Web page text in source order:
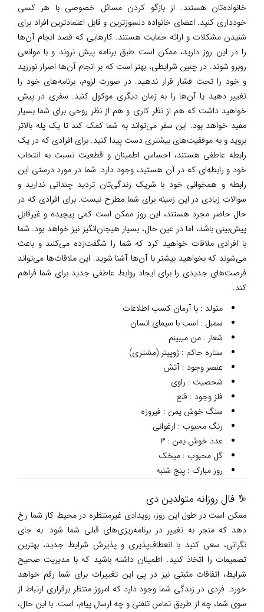
خانواده‌تان هستند. از بازگو کردن مسائل خصوصی با هر کسی
خودداری کنید. اعضای خانواده دلسوزترین و قابل اعتمادترین افراد برای
شنیدن مشکلات و ارائه حمایت هستند. کارهایی که قصد انجام آن‌ها
را در این روز دارید، ممکن است طبق برنامه پیش نروند و با موانعی
روبرو شوند. در چنین شرایطی، بهتر است که بر انجام آن‌ها اصرار نورزید
و خود را تحت فشار قرار ندهید. در صورت لزوم، برنامه‌های خود را
تغییر دهید یا آن‌ها را به زمان دیگری موکول کنید. سفری در پیش
خواهید داشت که هم از نظر کاری و هم از نظر روحی برای شما بسیار
مفید خواهد بود. این سفر می‌تواند به شما کمک کند تا یک پله بالاتر
بروید و به موفقیت‌های بیشتری دست پیدا کنید. برای افرادی که در یک
رابطه عاطفی هستند، احساس اطمینان و قطعیت نسبت به انتخاب
خود و رابطه‌ای که در آن هستید، وجود دارد. شما در مورد درستی این
رابطه و همخوانی خود با شریک زندگی‌تان تردید چندانی ندارید و
سوالات زیادی در این زمینه برای شما مطرح نیست. برای افرادی که در
حال حاضر مجرد هستند، این روز ممکن است کمی پیچیده و غیرقابل
پیش‌بینی باشد، اما در عین حال، بسیار هیجان‌انگیز نیز خواهد بود. شما
با افرادی ملاقات خواهید کرد که شما را شگفت‌زده می‌کنند و باعث
می‌شوند که بخواهید بیشتر با آن‌ها آشنا شوید. این ملاقات‌ها می‌تواند
فرصت‌های جدیدی را برای ایجاد روابط عاطفی جدید برای شما فراهم
کند.
متولد : با آرمان کسب اطلاعات
سمبل : اسب با سیمای انسان
شعار : من میبینم
ستاره حاکم : ژوپیتر (مشتری)
عنصر وجود : آتش
شخصیت : راوی
فلز وجود : قلع
سنگ خوش یمن : فیروزه
رنگ محبوب : ارغوانی
عدد خوش یمن : ۳
گل محبوب : میخک
روز مبارک : پنج شنبه
♑ فال روزانه متولدین دی
ممکن است در طول این روز، رویدادی غیرمنتظره در محیط کار شما رخ
دهد که منجر به تغییر در برنامه‌ریزی‌های قبلی شما شود. به جای
نگرانی، سعی کنید با انعطاف‌پذیری و پذیرش شرایط جدید، بهترین
تصمیمات را اتخاذ کنید. اطمینان داشته باشید که با مدیریت صحیح
شرایط، اتفاقات مثبتی نیز در پی این تغییرات برای شما رقم خواهد
خورد. فردی در زندگی شما وجود دارد که امروز منتظر برقراری ارتباط از
سوی شما، چه از طریق تماس تلفنی و چه ارسال پیام، است. با این حال،